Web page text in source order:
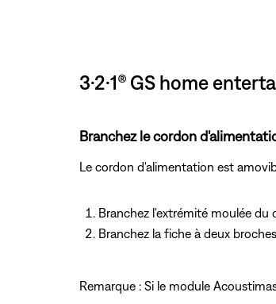
3·2·1® GS home
Branchez le cordon
Le cordon d'alimentation est
Branchez l'extrémité moulée du
Branchez la fiche à deux
Remarque : Si le module